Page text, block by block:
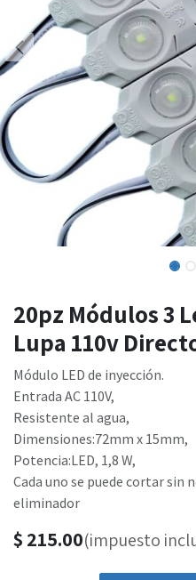
20pz Módulos 3
Lupa 110v
Módulo LED de inyección.
Entrada AC 110V,
Resistente al agua,
Dimensiones:72mm x 15mm,
Potencia:LED, 1,8 W,
Cada uno se puede cortar sin
eliminador
$ 215.00(impuesto